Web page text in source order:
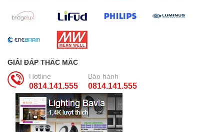
GIẢI ĐÁP THẮC MẮC
Hotline
0814.141.555
Bảo hành
0814.141.555